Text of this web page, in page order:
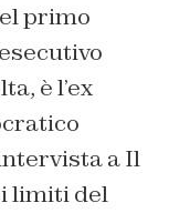
primo
è l’ex
a Il
limiti del